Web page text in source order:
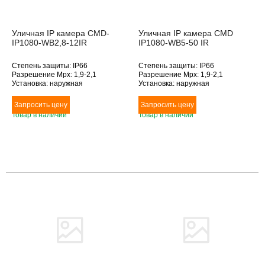
Уличная IP камера CMD-
IP1080-WB2,8-12IR
Степень защиты: IP66
Разрешение Mpx: 1,9-2,1
Установка: наружная
Дополнительное оснащение:
инфракрасная подсветка
Объектив (фокусное расстояние,
Товар в наличии
Уличная IP камера CMD
IP1080-WB5-50 IR
Степень защиты: IP66
Разрешение Mpx: 1,9-2,1
Установка: наружная
Дополнительное оснащение:
инфракрасная подсветка
Объектив (фокусное расстояние,
Товар в наличии